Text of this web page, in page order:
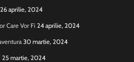
26 aprilie, 2024
Care Vor Fi 24 aprilie, 2024
30 martie, 2024
25 martie, 2024